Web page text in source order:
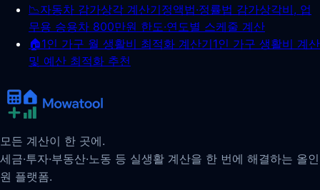
📉자동차 감가상각 계산기정액법·정률법 감가상각비, 업
무용 승용차 800만원 한도·연도별 스케줄 계산
🏠1인 가구 월 생활비 최적화 계산기1인 가구 생활비 계산
및 예산 최적화 추천
모든 계산이 한 곳에.
세금·투자·부동산·노동 등 실생활 계산을 한 번에 해결하는 올인
원 플랫폼.